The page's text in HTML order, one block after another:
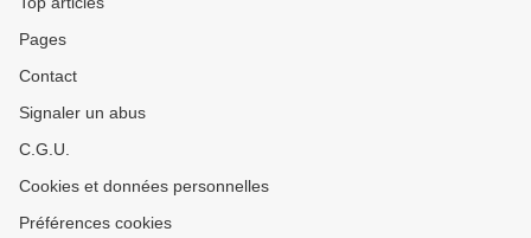
Pages
Contact
Signaler un abus
C.G.U.
Cookies et données personnelles
Préférences cookies